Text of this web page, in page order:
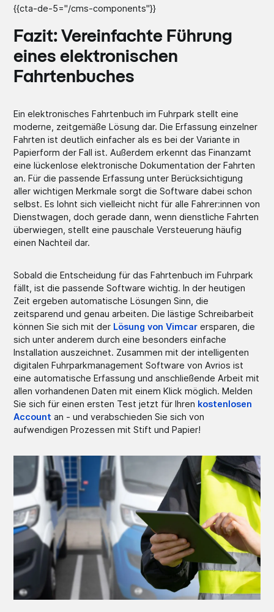
{{cta-de-5="/cms-components"}}
Fazit: Vereinfachte Führung
eines elektronischen
Fahrtenbuches
Ein elektronisches Fahrtenbuch im Fuhrpark stellt eine
moderne, zeitgemäße Lösung dar. Die Erfassung einzelner
Fahrten ist deutlich einfacher als es bei der Variante in
Papierform der Fall ist. Außerdem erkennt das Finanzamt
eine lückenlose elektronische Dokumentation der Fahrten
an. Für die passende Erfassung unter Berücksichtigung
aller wichtigen Merkmale sorgt die Software dabei schon
selbst. Es lohnt sich vielleicht nicht für alle Fahrer:innen von
Dienstwagen, doch gerade dann, wenn dienstliche Fahrten
überwiegen, stellt eine pauschale Versteuerung häufig
einen Nachteil dar.
Sobald die Entscheidung für das Fahrtenbuch im Fuhrpark
fällt, ist die passende Software wichtig. In der heutigen
Zeit ergeben automatische Lösungen Sinn, die
zeitsparend und genau arbeiten. Die lästige Schreibarbeit
können Sie sich mit der Lösung von Vimcar ersparen, die
sich unter anderem durch eine besonders einfache
Installation auszeichnet. Zusammen mit der intelligenten
digitalen Fuhrparkmanagement Software von Avrios ist
eine automatische Erfassung und anschließende Arbeit mit
allen vorhandenen Daten mit einem Klick möglich. Melden
Sie sich für einen ersten Test jetzt für Ihren kostenlosen
Account an - und verabschieden Sie sich von
aufwendigen Prozessen mit Stift und Papier!